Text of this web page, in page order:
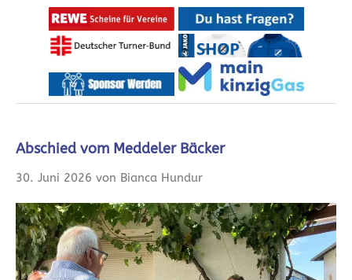
Abschied vom Meddeler Bäcker
30. Juni 2026 von Bianca Hundur